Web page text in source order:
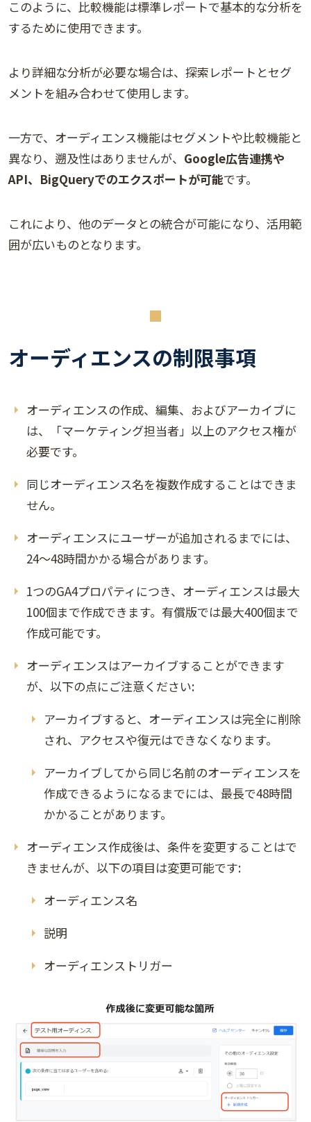
このように、比較機能は標準レポートで基本的な分析を
するために使用できます。
より詳細な分析が必要な場合は、探索レポートとセグ
メントを組み合わせて使用します。
一方で、オーディエンス機能はセグメントや比較機能と
異なり、遡及性はありませんが、 Google広告連携や
API、BigQueryでのエクスポートが可能です。
これにより、他のデータとの統合が可能になり、活用範
囲が広いものとなります。
オーディエンスの制限事項
オーディエンスの作成、編集、およびアーカイブに
は、「マーケティング担当者」以上のアクセス権が
必要です。
同じオーディエンス名を複数作成することはできま
せん。
オーディエンスにユーザーが追加されるまでには、
24～48時間かかる場合があります。
1つのGA4プロパティにつき、オーディエンスは最大
100個まで作成できます。有償版では最大400個まで
作成可能です。
オーディエンスはアーカイブすることができます
が、以下の点にご注意ください:
アーカイブすると、オーディエンスは完全に削除
され、アクセスや復元はできなくなります。
アーカイブしてから同じ名前のオーディエンスを
作成できるようになるまでには、最長で48時間
かかることがあります。
オーディエンス作成後は、条件を変更することはで
きませんが、以下の項目は変更可能です:
オーディエンス名
説明
オーディエンストリガー